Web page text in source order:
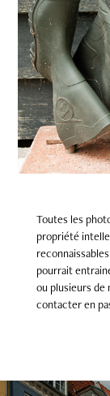
Toutes les
propriété
pourrait
ou plusieurs de
contacter en